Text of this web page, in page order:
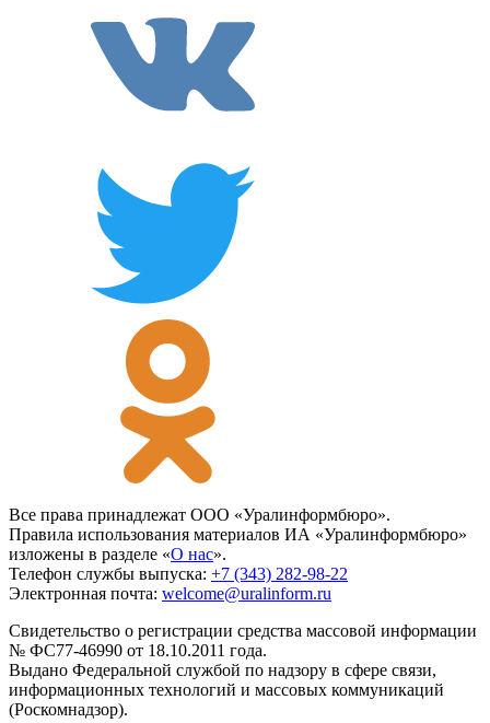
Все права принадлежат ООО «Уралинформбюро».
Правила использования материалов ИА «Уралинформбюро»
изложены в разделе «О нас».
Телефон службы выпуска: +7 (343) 282-98-22
Электронная почта: welcome@uralinform.ru
Свидетельство о регистрации средства массовой информации
№ ФС77-46990 от 18.10.2011 года.
Выдано Федеральной службой по надзору в сфере связи,
информационных технологий и массовых коммуникаций
(Роскомнадзор).